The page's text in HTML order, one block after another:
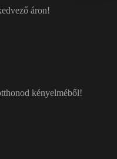
áron!
kényelméből!